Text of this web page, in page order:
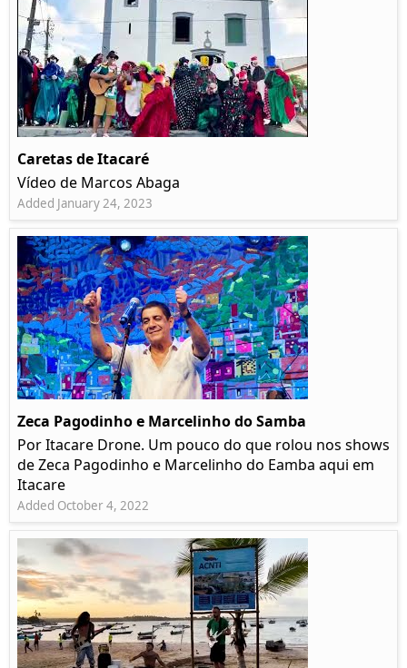
Caretas de Itacaré
Vídeo de Marcos Abaga
Added January 24, 2023
Zeca Pagodinho e Marcelinho do Samba
Por Itacare Drone. Um pouco do que rolou nos shows
de Zeca Pagodinho e Marcelinho do Eamba aqui em
Itacare
Added October 4, 2022